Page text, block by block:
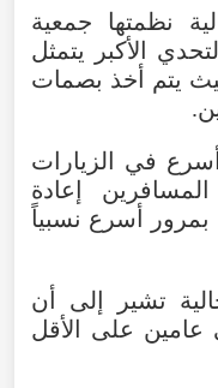
نظمتها
جمعية
التحدي الأكبر
يتمثل
يتم أخذ بصمات
.
أسرع في
الزيارات
المسافرين
إعادة
بمرور أسرع نسبياً
تشير إلى
أن
عامين على
الأقل